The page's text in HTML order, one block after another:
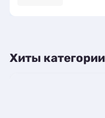
Хиты категории